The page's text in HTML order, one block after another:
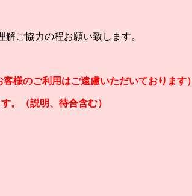
ご協力の程お願い致します。
様のご利用はご遠慮いただいております）
。（説明、待合含む）